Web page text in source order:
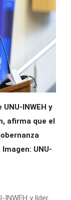
INWEH y
afirma que el
UNU-
INWEH y líder